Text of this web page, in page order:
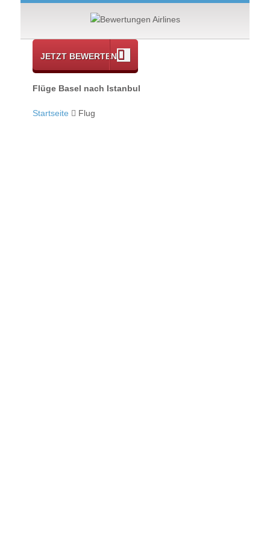
JETZT BEWERTEN
Flüge Basel nach Istanbul
Startseite Flug